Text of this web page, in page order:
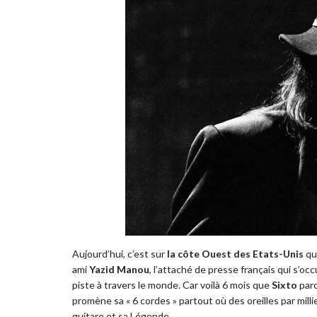
Aujourd’hui, c’est sur la côte Ouest des Etats-Unis
amiYazid Manou, l’attaché de presse français qui
piste à travers le monde. Car voilà 6 mois queSixto
promène sa « 6 cordes » partout où des oreilles par